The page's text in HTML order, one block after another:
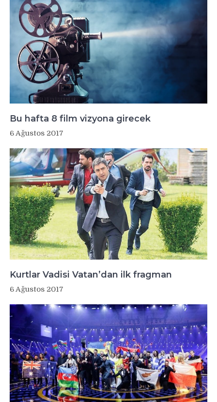
Bu hafta 8 film vizyona girecek
6 Ağustos 2017
Kurtlar Vadisi Vatan’dan ilk fragman
6 Ağustos 2017